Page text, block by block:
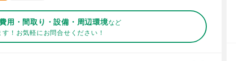
用・間取り・設備・周辺環境など
！お気軽にお問合せください！